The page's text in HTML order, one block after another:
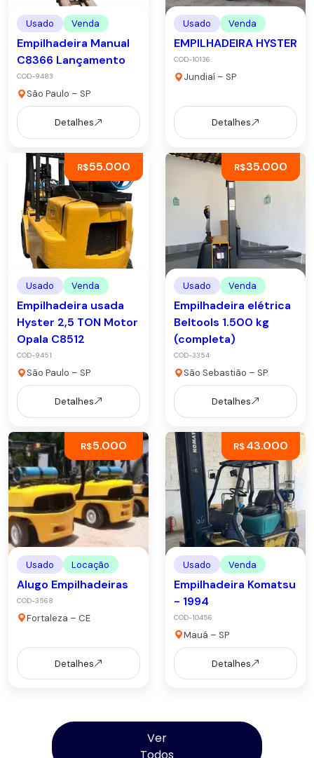
Usado Venda
Empilhadeira Manual
C8366 Lançamento
COD-9483
São Paulo – SP
Detalhes
Usado Venda
EMPILHADEIRA HYSTER
COD-10136
Jundiaí – SP
Detalhes
R$55.000
Usado Venda
Empilhadeira usada
Hyster 2,5 TON Motor
Opala C8512
COD-9451
São Paulo – SP
Detalhes
R$35.000
Usado Venda
Empilhadeira elétrica
Beltools 1.500 kg
(completa)
COD-3354
São Sebastião – SP
Detalhes
R$5.000
Usado Locação
Alugo Empilhadeiras
COD-3568
Fortaleza – CE
Detalhes
R$43.000
Usado Venda
Empilhadeira Komatsu
- 1994
COD-10456
Mauá – SP
Detalhes
Ver